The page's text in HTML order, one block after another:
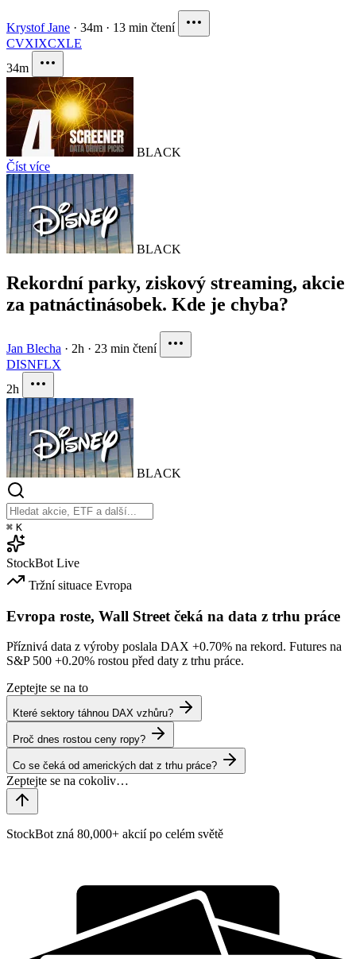
Krystof Jane · 34m · 13 min čtení
CVXIXCXLE
34m
BLACK
Číst více
BLACK
Rekordní parky, ziskový streaming, akcie
za patnáctinásobek. Kde je chyba?
Jan Blecha · 2h · 23 min čtení
DISNFLX
2h
BLACK
⌘ K
StockBot Live
Tržní situace Evropa
Evropa roste, Wall Street čeká na data z trhu práce
Příznivá data z výroby poslala DAX +0.70% na rekord. Futures na
S&P 500 +0.20% rostou před daty z trhu práce.
Zeptejte se na to
Které sektory táhnou DAX vzhůru?
Proč dnes rostou ceny ropy?
Co se čeká od amerických dat z trhu práce?
StockBot zná 80,000+ akcií po celém světě